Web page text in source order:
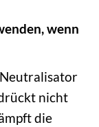
wenn
nicht
die